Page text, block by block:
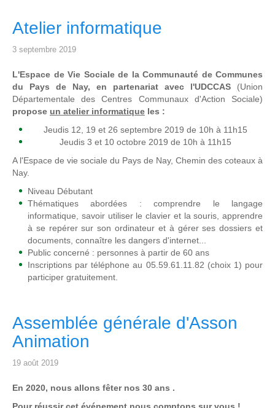
Atelier informatique
3 septembre 2019
L'Espace de Vie Sociale de la Communauté de Communes
du Pays de Nay, en partenariat avec l'UDCCAS (Union
Départementale des Centres Communaux d'Action Sociale)
propose un atelier informatique les :
Jeudis 12, 19 et 26 septembre 2019 de 10h à 11h15
Jeudis 3 et 10 octobre 2019 de 10h à 11h15
A l'Espace de vie sociale du Pays de Nay, Chemin des coteaux à
Nay.
Niveau Débutant
Thématiques abordées : comprendre le langage
informatique, savoir utiliser le clavier et la souris, apprendre
à se repérer sur son ordinateur et à gérer ses dossiers et
documents, connaître les dangers d'internet...
Public concerné : personnes à partir de 60 ans
Inscriptions par téléphone au 05.59.61.11.82 (choix 1) pour
participer gratuitement.
Assemblée générale d'Asson
Animation
19 août 2019
En 2020, nous allons fêter nos 30 ans .
Pour réussir cet événement nous comptons sur vous !